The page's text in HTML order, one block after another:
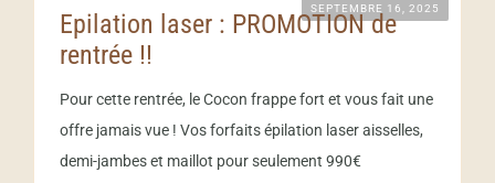
SEPTEMBRE 16, 2025
Epilation laser : PROMOTION de
rentrée !!
Pour cette rentrée, le Cocon frappe fort et vous fait une
offre jamais vue ! Vos forfaits épilation laser aisselles,
demi-jambes et maillot pour seulement 990€